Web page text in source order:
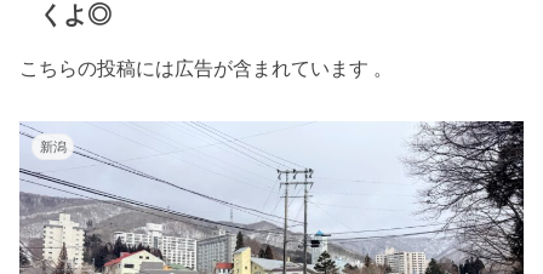
くよ◎
こちらの投稿には広告が含まれています 。
新潟